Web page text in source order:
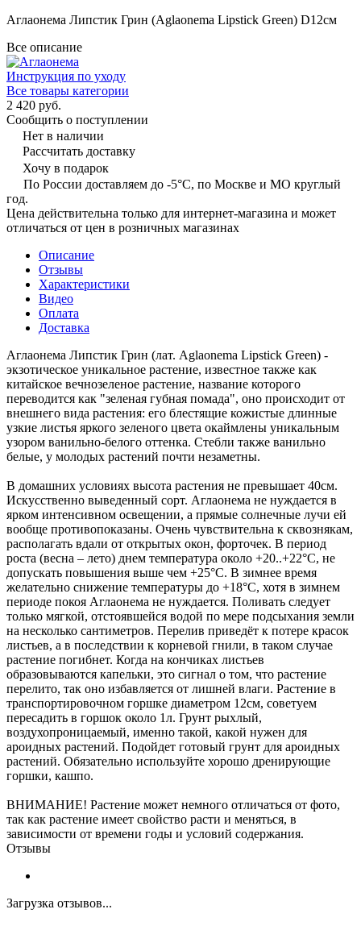
Аглаонема Липстик Грин (Aglaonema Lipstick Green) D12см
Все описание
Инструкция по уходу
Все товары категории
2 420 руб.
Сообщить о поступлении
Нет в наличии
Рассчитать доставку
Хочу в подарок
По России доставляем до -5°C, по Москве и МО круглый
год.
Цена действительна только для интернет-магазина и может
отличаться от цен в розничных магазинах
Описание
Отзывы
Характеристики
Видео
Оплата
Доставка
Аглаонема Липстик Грин (лат. Aglaonema Lipstick Green) -
экзотическое уникальное растение, известное также как
китайское вечнозеленое растение, название которого
переводится как "зеленая губная помада", оно происходит от
внешнего вида растения: его блестящие кожистые длинные
узкие листья яркого зеленого цвета окаймлены уникальным
узором ванильно-белого оттенка. Стебли также ванильно
белые, у молодых растений почти незаметны.
В домашних условиях высота растения не превышает 40см.
Искусственно выведенный сорт. Аглаонема не нуждается в
ярком интенсивном освещении, а прямые солнечные лучи ей
вообще противопоказаны. Очень чувствительна к сквознякам,
располагать вдали от открытых окон, форточек. В период
роста (весна – лето) днем температура около +20..+22°С, не
допускать повышения выше чем +25°C. В зимнее время
желательно снижение температуры до +18°C, хотя в зимнем
периоде покоя Аглаонема не нуждается. Поливать следует
только мягкой, отстоявшейся водой по мере подсыхания земли
на несколько сантиметров. Перелив приведёт к потере красок
листьев, а в последствии к корневой гнили, в таком случае
растение погибнет. Когда на кончиках листьев
образовываются капельки, это сигнал о том, что растение
перелито, так оно избавляется от лишней влаги. Растение в
транспортировочном горшке диаметром 12см, советуем
пересадить в горшок около 1л. Грунт рыхлый,
воздухопроницаемый, именно такой, какой нужен для
ароидных растений. Подойдет готовый грунт для ароидных
растений. Обязательно используйте хорошо дренирующие
горшки, кашпо.
ВНИМАНИЕ! Растение может немного отличаться от фото,
так как растение имеет свойство расти и меняться, в
зависимости от времени годы и условий содержания.
Отзывы
Загрузка отзывов...